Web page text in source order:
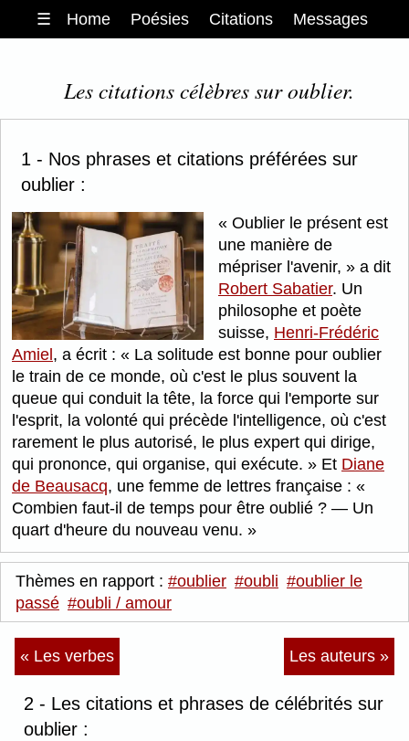
☰ Home Poésies Citations Messages
Les citations célèbres sur oublier.
1 - Nos phrases et citations préférées sur
oublier :
Oublier le présent est
une manière de
mépriser l'avenir,
a dit
Robert Sabatier. Un
philosophe et poète
suisse, Henri-Frédéric
Amiel , a écrit :
La solitude est bonne pour oublier
le train de ce monde, où c'est le plus souvent la
queue qui conduit la tête, la force qui l'emporte sur
l'esprit, la volonté qui précède l'intelligence, où c'est
rarement le plus autorisé, le plus expert qui dirige,
qui prononce, qui organise, qui exécute.
Et Diane
de Beausacq, une femme de lettres française :
Combien faut-il de temps pour être oublié ? — Un
quart d'heure du nouveau venu.
Thèmes en rapport : #oublier #oubli #oublier le
passé #oubli / amour
« Les verbes Les auteurs »
2 - Les citations et phrases de célébrités sur
oublier :